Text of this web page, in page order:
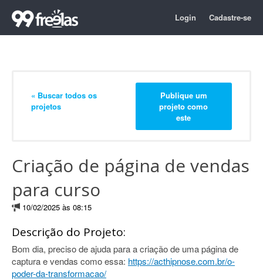
Login Cadastre-se
« Buscar todos os
projetos
Publique um
projeto como
este
Criação de página de vendas
para curso
10/02/2025 às 08:15
Descrição do Projeto:
Bom dia, preciso de ajuda para a criação de uma página de
captura e vendas como essa: https://acthipnose.com.br/o-
poder-da-transformacao/